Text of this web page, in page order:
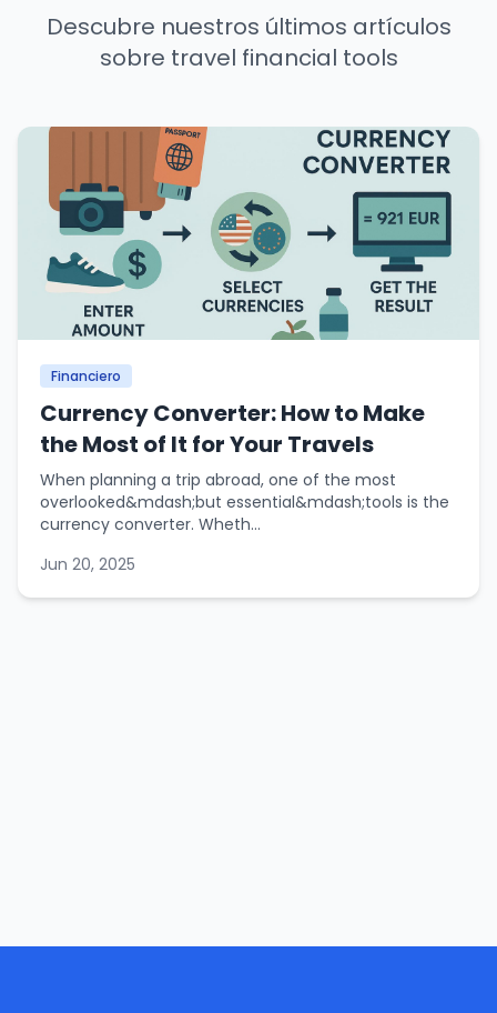
Descubre nuestros últimos artículos
sobre travel financial tools
Financiero
Currency Converter: How to Make
the Most of It for Your Travels
When planning a trip abroad, one of the most
overlooked&mdash;but essential&mdash;tools is the
currency converter. Wheth...
Jun 20, 2025